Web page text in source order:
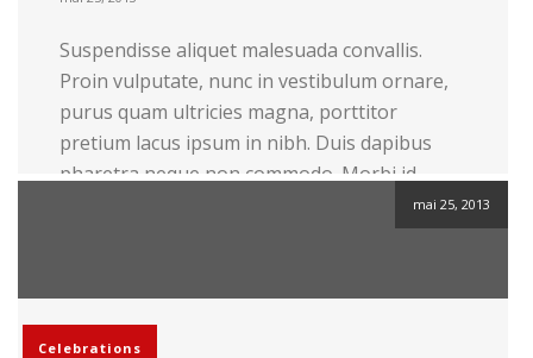
Suspendisse aliquet malesuada convallis.
Proin vulputate, nunc in vestibulum ornare,
purus quam ultricies magna, porttitor
pretium lacus ipsum in nibh. Duis dapibus
pharetra neque non commodo. Morbi id
posuere nulla. Quisque fringilla quam quis
lorem gravida faucibus. Nulla arcu quam,
Pellentesque et pulvinar enim. Quisque at
tempor ligula. […]
mai 25, 2013
Celebrations